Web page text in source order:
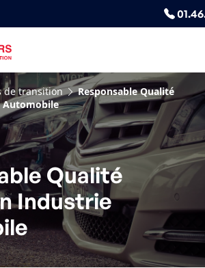
de transition
Responsable Qualité
Automobile
Qualité
Industrie